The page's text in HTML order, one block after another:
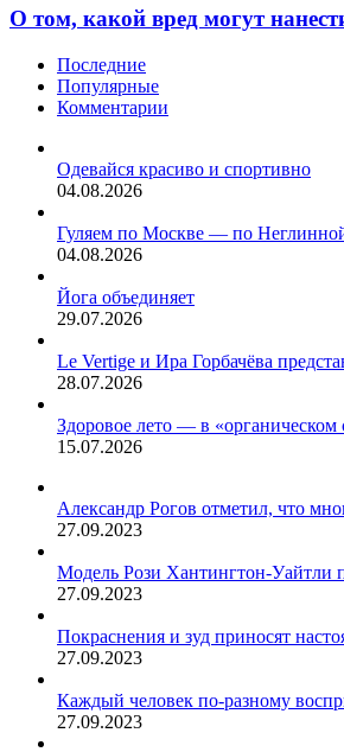
и
учесть
фактор
компактности.
какой
вред
нанести
сладкие
газированные
напитки,
рассказала
Мисникова.
О том, какой вред могут
Последние
Популярные
Комментарии
Одевайся красиво и спортивно
04.08.2026
Гуляем по Москве — по
04.08.2026
Йога объединяет
29.07.2026
Le Vertige и Ира Горбачёва
28.07.2026
Здоровое лето — в «органическом
15.07.2026
Александр Рогов отметил, что
27.09.2023
Модель Рози Хантингтон-Уайтли
27.09.2023
Покраснения и зуд приносят
27.09.2023
Каждый человек по-разному
27.09.2023